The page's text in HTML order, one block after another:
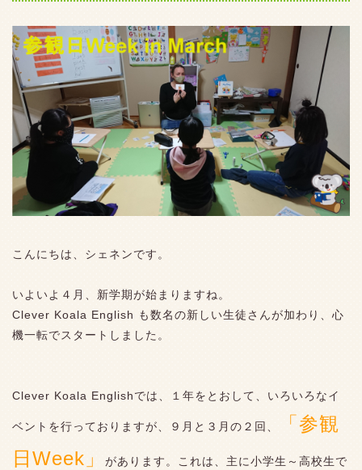
こんにちは、シェネンです。
いよいよ４月、新学期が始まりますね。
Clever Koala English も数名の新しい生徒さんが加わり、心
機一転でスタートしました。
Clever Koala Englishでは、１年をとおして、いろいろなイ
ベントを行っておりますが、９月と３月の２回、 「参観
日Week」があります。これは、主に小学生～高校生で